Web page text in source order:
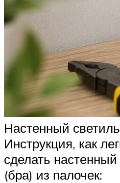
Настенный
Инструкция, как
сделать
(бра) из палочек: